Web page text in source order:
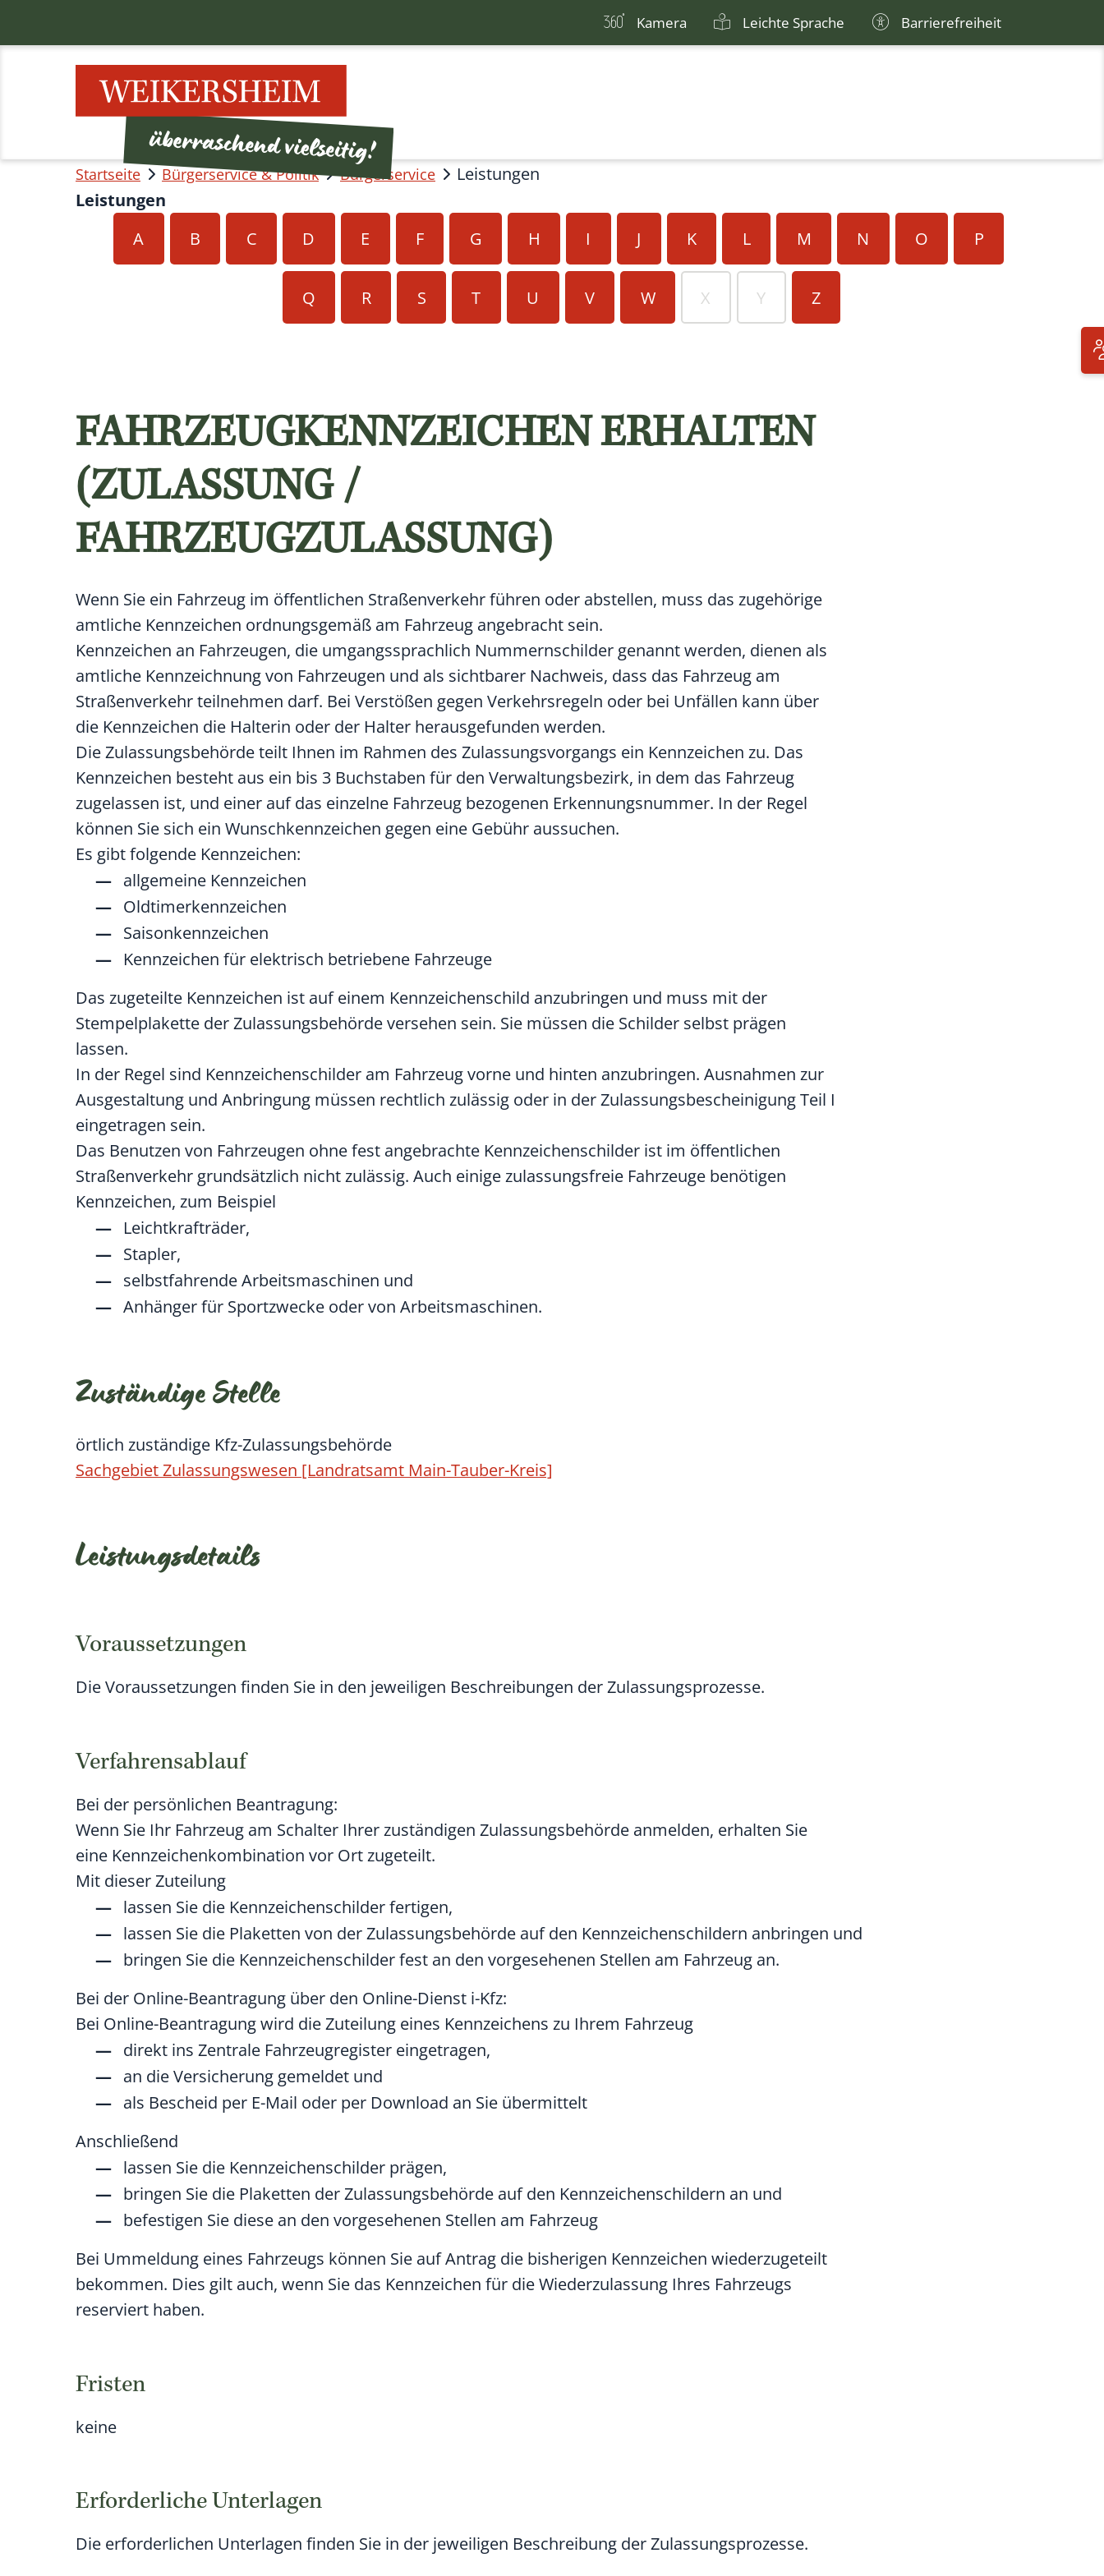
Kamera Leichte Sprache Barrierefreiheit
Startseite Bürgerservice & Politik Bürgerservice
Leistungen
Leistungen
A
B C D E F G H I J K L M N O P
Q R S T U V W X Y Z
FAHRZEUGKENNZEICHEN ERHALTEN
(ZULASSUNG /
FAHRZEUGZULASSUNG)
Wenn Sie ein Fahrzeug im öffentlichen Straßenverkehr führen oder abstellen, muss das zugehörige
amtliche Kennzeichen ordnungsgemäß am Fahrzeug angebracht sein.
Kennzeichen an Fahrzeugen, die umgangssprachlich Nummernschilder genannt werden, dienen als
amtliche Kennzeichnung von Fahrzeugen und als sichtbarer Nachweis, dass das Fahrzeug am
Straßenverkehr teilnehmen darf. Bei Verstößen gegen Verkehrsregeln oder bei Unfällen kann über
die Kennzeichen die Halterin oder der Halter herausgefunden werden.
Die Zulassungsbehörde teilt Ihnen im Rahmen des Zulassungsvorgangs ein Kennzeichen zu. Das
Kennzeichen besteht aus ein bis 3 Buchstaben für den Verwaltungsbezirk, in dem das Fahrzeug
zugelassen ist, und einer auf das einzelne Fahrzeug bezogenen Erkennungsnummer. In der Regel
können Sie sich ein Wunschkennzeichen gegen eine Gebühr aussuchen.
Es gibt folgende Kennzeichen:
allgemeine Kennzeichen
Oldtimerkennzeichen
Saisonkennzeichen
Kennzeichen für elektrisch betriebene Fahrzeuge
Das zugeteilte Kennzeichen ist auf einem Kennzeichenschild anzubringen und muss mit der
Stempelplakette der Zulassungsbehörde versehen sein. Sie müssen die Schilder selbst prägen
lassen.
In der Regel sind Kennzeichenschilder am Fahrzeug vorne und hinten anzubringen. Ausnahmen zur
Ausgestaltung und Anbringung müssen rechtlich zulässig oder in der Zulassungsbescheinigung Teil I
eingetragen sein.
Das Benutzen von Fahrzeugen ohne fest angebrachte Kennzeichenschilder ist im öffentlichen
Straßenverkehr grundsätzlich nicht zulässig. Auch einige zulassungsfreie Fahrzeuge benötigen
Kennzeichen, zum Beispiel
Leichtkrafträder,
Stapler,
selbstfahrende Arbeitsmaschinen und
Anhänger für Sportzwecke oder von Arbeitsmaschinen.
Zuständige Stelle
örtlich zuständige Kfz-Zulassungsbehörde
Sachgebiet Zulassungswesen [Landratsamt Main-Tauber-Kreis]
Leistungsdetails
Voraussetzungen
Die Voraussetzungen finden Sie in den jeweiligen Beschreibungen der Zulassungsprozesse.
Verfahrensablauf
Bei der persönlichen Beantragung:
Wenn Sie Ihr Fahrzeug am Schalter Ihrer zuständigen Zulassungsbehörde anmelden, erhalten Sie
eine Kennzeichenkombination vor Ort zugeteilt.
Mit dieser Zuteilung
lassen Sie die Kennzeichenschilder fertigen,
lassen Sie die Plaketten von der Zulassungsbehörde auf den Kennzeichenschildern anbringen und
bringen Sie die Kennzeichenschilder fest an den vorgesehenen Stellen am Fahrzeug an.
Bei der Online-Beantragung über den Online-Dienst i-Kfz:
Bei Online-Beantragung wird die Zuteilung eines Kennzeichens zu Ihrem Fahrzeug
direkt ins Zentrale Fahrzeugregister eingetragen,
an die Versicherung gemeldet und
als Bescheid per E-Mail oder per Download an Sie übermittelt
Anschließend
lassen Sie die Kennzeichenschilder prägen,
bringen Sie die Plaketten der Zulassungsbehörde auf den Kennzeichenschildern an und
befestigen Sie diese an den vorgesehenen Stellen am Fahrzeug
Bei Ummeldung eines Fahrzeugs können Sie auf Antrag die bisherigen Kennzeichen wiederzugeteilt
bekommen. Dies gilt auch, wenn Sie das Kennzeichen für die Wiederzulassung Ihres Fahrzeugs
reserviert haben.
Fristen
keine
Erforderliche Unterlagen
Die erforderlichen Unterlagen finden Sie in der jeweiligen Beschreibung der Zulassungsprozesse.